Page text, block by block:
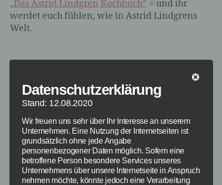
„Das Astrid Lindgren Kochbuch“
und ihr
werdet euch fühlen, wie in Astrid Lindgrens
Welt.
Datenschutzerklärung
Stand: 12.08.2020
Wir freuen uns sehr über Ihr Interesse an unserem
Unternehmen. Eine Nutzung der Internetseiten ist
grundsätzlich ohne jede Angabe
personenbezogener Daten möglich. Sofern eine
betroffene Person besondere Services unseres
Unternehmens über unsere Internetseite in Anspruch
nehmen möchte, könnte jedoch eine Verarbeitung